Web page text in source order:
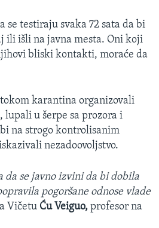
se testiraju svaka 72 sata da bi
ili išli na javna mesta. Oni koji
bliski kontakti, moraće da
karantina organizovali
lupali u šerpe sa prozora i
na strogo kontrolisanim
nezadoovoljstvo.
da se javno izvini da bi dobila
pogoršane odnose vlade
Vičetu Ću Veiguo, profesor na